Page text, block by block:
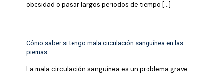
obesidad o pasar largos periodos de tiempo […]
Cómo saber si tengo mala circulación sanguínea en las
piernas
La mala circulación sanguínea es un problema grave